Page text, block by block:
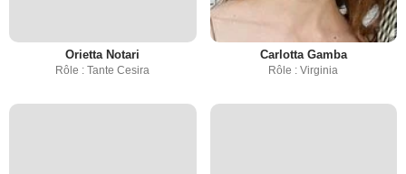
Orietta Notari
Rôle : Tante Cesira
Carlotta Gamba
Rôle : Virginia